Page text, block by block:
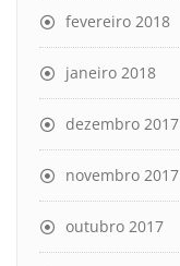
fevereiro 2018
janeiro 2018
dezembro 2017
novembro 2017
outubro 2017